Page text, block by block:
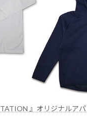
』オリジナルア